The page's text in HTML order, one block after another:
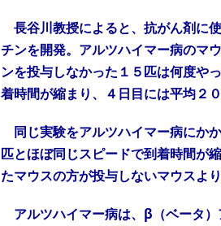
長谷川教授によると、抗がん剤に
チンを開発。アルツハイマー病のマ
ンを投与しなかった１５匹は何度や
着時間が縮まり、４日目には平均２
同じ実験をアルツハイマー病にか
匹とほぼ同じスピードで到着時間が
たマウスの方が投与しないマウスより
アルツハイマー病は、β（ベータ